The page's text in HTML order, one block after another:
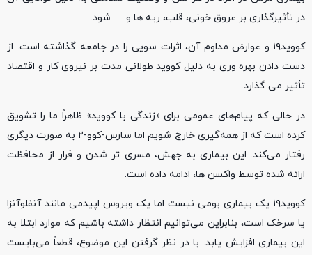
در تأثیرگذاری بر عروق خونی، قلب، ریه ها و … شود.
کووید۱۹ و عوارض مداوم آن، اثرات سویی را در جامعه گذاشته است. از
دست دادن بهره وری به دلیل کووید طولانی مدت بر نیروی کار و اقتصاد
تأثیر می گذارد.
در حالی که پیام‌های عمومی برای «زندگی با کووید» ظاهراً ما را تشویق
کرده است که از همه‌گیری خارج شویم اما سارس-کوو-۲ به صورت دیگری
رفتار می‌کند. این بیماری به جهش، مسری تر شدن و فرار از محافظت
ارائه شده توسط واکسن ها، ادامه داده است.
کووید۱۹ یک بیماری بومی نیست اما یک ویروس اپیدمی مانند آنفلوآنزا
یا سرخک است، بنابراین می‌توانیم انتظار داشته باشیم که موارد ابتلا به
این بیماری افزایش یابد. با در نظر گرفتن این موضوع، قطعاً می‌بایست